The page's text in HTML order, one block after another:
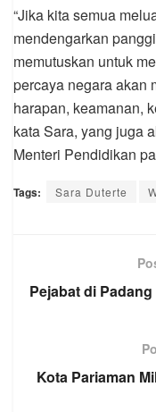
“Jika kita semua
mendengarkan
memutuskan untuk
percaya negara akan
harapan, keamanan,
kata Sara, yang juga
Menteri Pendidikan
Tags: Sara Duterte
Pejabat di
Kota Pariaman